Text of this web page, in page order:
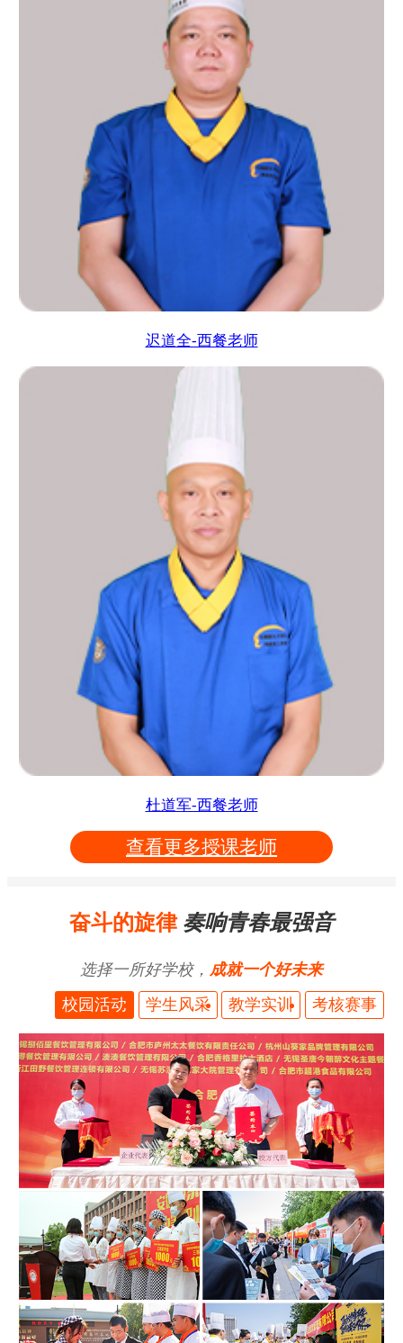
迟道全-西餐老师
杜道军-西餐老师
查看更多授课老师
奋斗的旋律奏响青春最强音
选择一所好学校， 成就一个好未来
校园活动
学生风采 教学实训 考核赛事